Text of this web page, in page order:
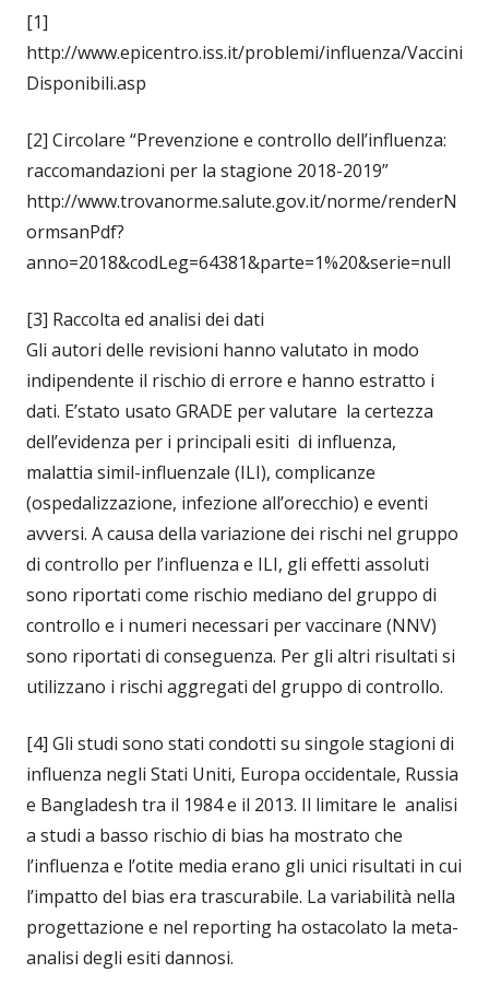
[1]
http://www.epicentro.iss.it/problemi/influenza/Vaccini
Disponibili.asp
[2] Circolare “Prevenzione e controllo dell’influenza:
raccomandazioni per la stagione 2018-2019”
http://www.trovanorme.salute.gov.it/norme/renderN
ormsanPdf?
anno=2018&codLeg=64381&parte=1%20&serie=null
[3] Raccolta ed analisi dei dati
Gli autori delle revisioni hanno valutato in modo
indipendente il rischio di errore e hanno estratto i
dati. E’stato usato GRADE per valutare la certezza
dell’evidenza per i principali esiti di influenza,
malattia simil-influenzale (ILI), complicanze
(ospedalizzazione, infezione all’orecchio) e eventi
avversi. A causa della variazione dei rischi nel gruppo
di controllo per l’influenza e ILI, gli effetti assoluti
sono riportati come rischio mediano del gruppo di
controllo e i numeri necessari per vaccinare (NNV)
sono riportati di conseguenza. Per gli altri risultati si
utilizzano i rischi aggregati del gruppo di controllo.
[4] Gli studi sono stati condotti su singole stagioni di
influenza negli Stati Uniti, Europa occidentale, Russia
e Bangladesh tra il 1984 e il 2013. Il limitare le analisi
a studi a basso rischio di bias ha mostrato che
l’influenza e l’otite media erano gli unici risultati in cui
l’impatto del bias era trascurabile. La variabilità nella
progettazione e nel reporting ha ostacolato la meta-
analisi degli esiti dannosi.